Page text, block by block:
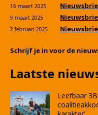
16 maart 2025
9 maart 2025
2 februari 2025
Schrijf je in voor de
Laatste
Leefbaar